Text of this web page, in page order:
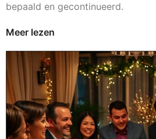
bepaald en gecontinueerd.
Meer lezen